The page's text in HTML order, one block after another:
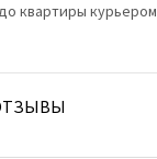
квартиры курьером